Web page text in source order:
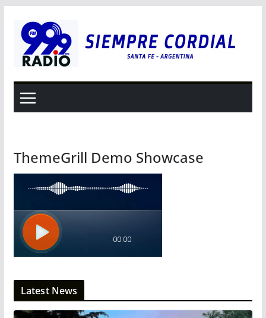
contenido
ThemeGrill Demo Showcase
Latest News